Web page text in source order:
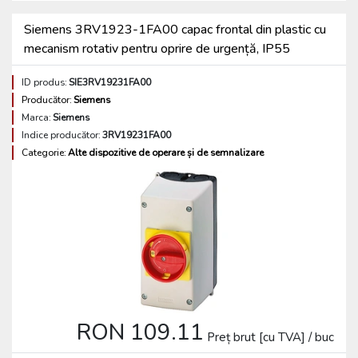
Siemens 3RV1923-1FA00 capac frontal din plastic cu
mecanism rotativ pentru oprire de urgență, IP55
ID produs:SIE3RV19231FA00
Producător:Siemens
Marca:Siemens
Indice producător:3RV19231FA00
Categorie:Alte dispozitive de operare și de semnalizare
RON 109.11 Preț brut [cu TVA] / buc